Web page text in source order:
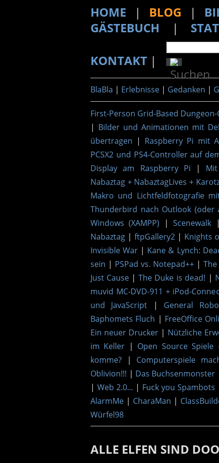
HOME | BLOG |
GÄSTEBUCH |
KONTAKT |
BlaBla | Erlebnisse | Gedanken |
First-Person Grid-Based
| Bilder und Animationen mit
übertragen | Raspberry Pi mit
PCSX2 und PS4-Controller auf
Display am Raspberry Pi |
Nabaztag + NabaztagLives +
Makro und Lichtfeldfotografie
Thunderbird nach Outlook (oder
Windows (XAMPP) | Scenewalk
Nabaztag | ftpGallery2 | Knights
Invisible War | Kane & Lynch:
sein | PSPad vs. Notepad++ |
Just Cause | The Duke is dead! |
muvid MC-DVD-911 + iPod-
und JavaScript | General
Baphomets Fluch | FreeOffice
Ein neuer Drucker | Nützliche
im Keller | Open Source
komme? | Computerspiele
Oblivion!!! | Das Buchsenmonster
| Web 2.0... | Fuck you Spambots
AlarmMe | CharaMan |
Würfel98
ALLE ELFEN SIND